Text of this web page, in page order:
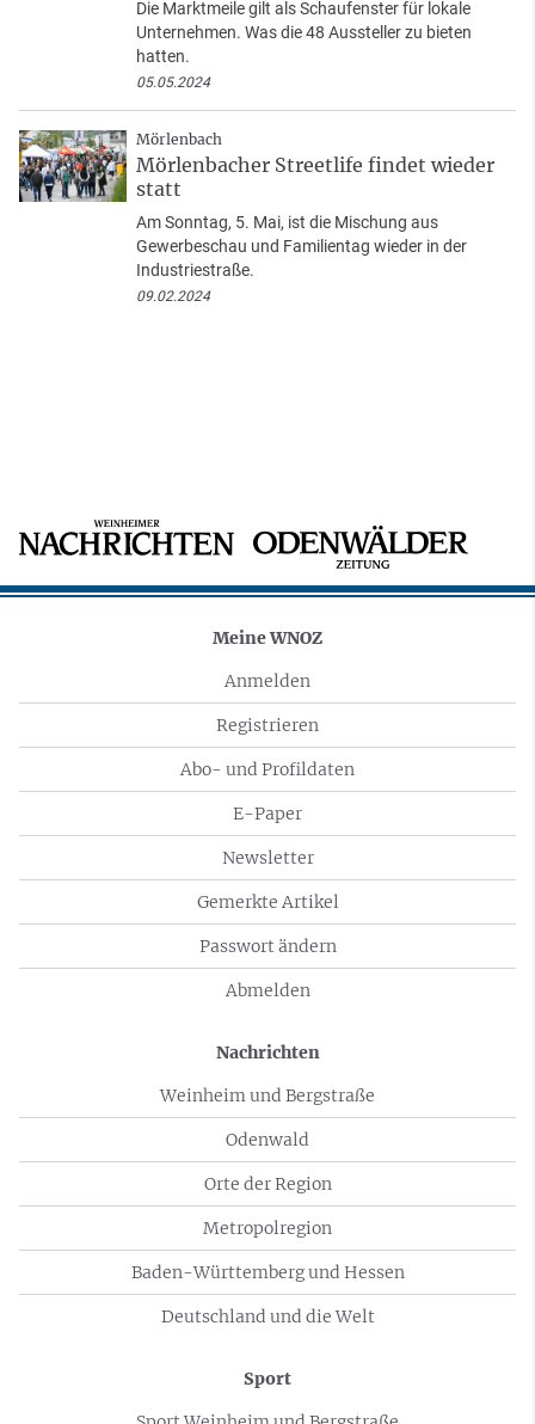
Die Marktmeile gilt als Schaufenster für lokale
Unternehmen. Was die 48 Aussteller zu bieten
hatten.
05.05.2024
Mörlenbach
Mörlenbacher Streetlife findet wieder
statt
Am Sonntag, 5. Mai, ist die Mischung aus
Gewerbeschau und Familientag wieder in der
Industriestraße.
09.02.2024
Meine WNOZ
Anmelden
Registrieren
Abo- und Profildaten
E-Paper
Newsletter
Gemerkte Artikel
Passwort ändern
Abmelden
Nachrichten
Weinheim und Bergstraße
Odenwald
Orte der Region
Metropolregion
Baden-Württemberg und Hessen
Deutschland und die Welt
Sport